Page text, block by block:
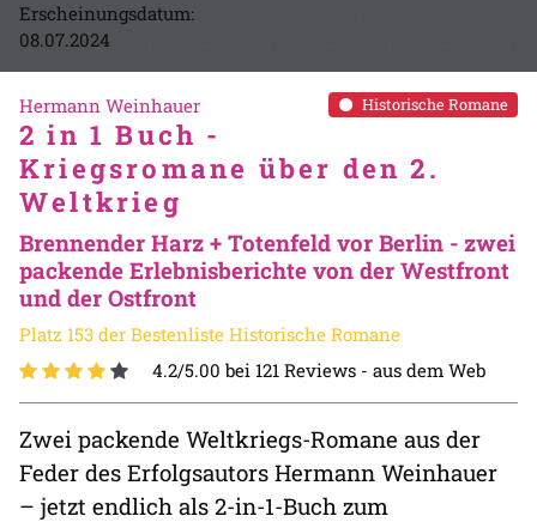
Erscheinungsdatum:
08.07.2024
Historische Romane
Hermann Weinhauer
2 in 1 Buch -
Kriegsromane über den 2.
Weltkrieg
Brennender Harz + Totenfeld vor Berlin - zwei
packende Erlebnisberichte von der Westfront
und der Ostfront
Platz 153 der Bestenliste Historische Romane
4.2/5.00 bei 121 Reviews - aus dem Web
Zwei packende Weltkriegs-Romane aus der
Feder des Erfolgsautors Hermann Weinhauer
– jetzt endlich als 2-in-1-Buch zum